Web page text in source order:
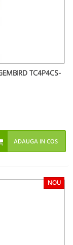
TC4P4CS-
NOU